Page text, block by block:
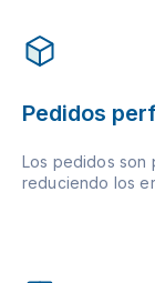
Pedidos
Los pedidos son
reduciendo los